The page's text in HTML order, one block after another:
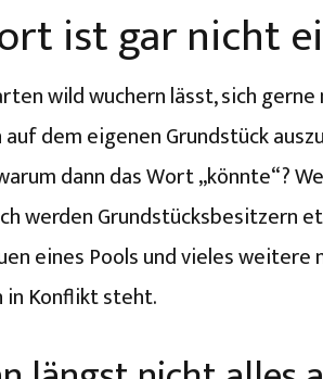
ist gar nicht
wild wuchern lässt, sich
dem eigenen Grundstück
dann das Wort „könnte“?
werden Grundstücksbesitzern
eines Pools und vieles
Konflikt steht.